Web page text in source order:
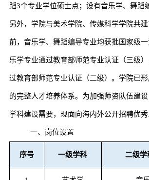
蹈3个专业学位硕士点；设有音乐学、舞蹈
另外，学院与美术学院、传媒科学学院共
前，音乐学、舞蹈编导专业均获批国家级
乐学专业通过教育部师范专业认证（三级
过教育部师范专业认证（二级）。学院已
的完整人才培养体系。为加强师资队伍建
学科建设需要，现面向海内外公开招聘优秀
一、岗位设置
序号 一级学科 二级学